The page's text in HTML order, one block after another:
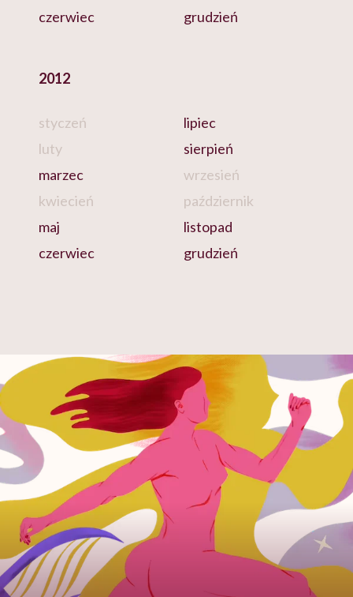
czerwiec
grudzień
2012
styczeń
luty
marzec
kwiecień
maj
czerwiec
lipiec
sierpień
wrzesień
październik
listopad
grudzień